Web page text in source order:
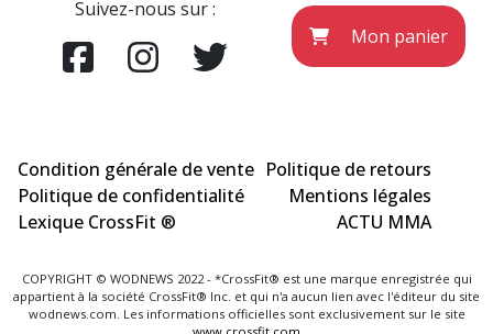
Suivez-nous sur :
Mon panier
Condition générale de vente Politique de retours
Politique de confidentialité
Mentions légales
Lexique CrossFit ®
ACTU MMA
COPYRIGHT © WODNEWS 2022 - *CrossFit® est une marque enregistrée qui
appartient à la société CrossFit® Inc. et qui n'a aucun lien avec l'éditeur du site
wodnews.com. Les informations officielles sont exclusivement sur le site